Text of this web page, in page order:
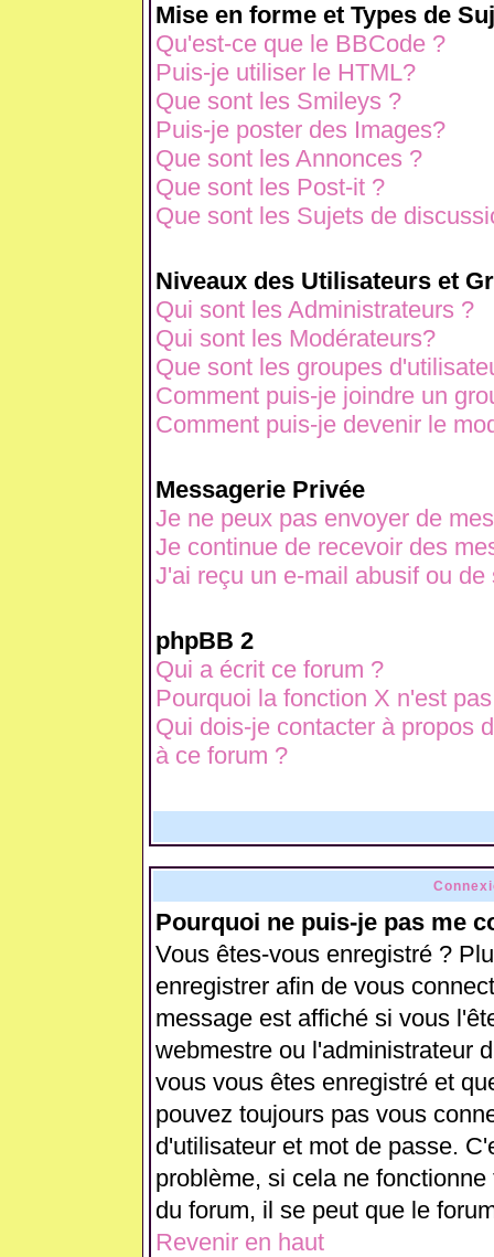
Mise en forme et Types de
Qu'est-ce que le BBCode ?
Puis-je utiliser le HTML?
Que sont les Smileys ?
Puis-je poster des Images?
Que sont les Annonces ?
Que sont les Post-it ?
Que sont les Sujets de
Niveaux des Utilisateurs et
Qui sont les Administrateurs ?
Qui sont les Modérateurs?
Que sont les groupes
Comment puis-je joindre un
Comment puis-je devenir le
Messagerie Privée
Je ne peux pas envoyer de
Je continue de recevoir des
J'ai reçu un e-mail abusif ou
phpBB 2
Qui a écrit ce forum ?
Pourquoi la fonction X n'est
Qui dois-je contacter à propos
à ce forum ?
Pourquoi ne puis-je pas me
Vous êtes-vous enregistré ?
enregistrer afin de vous
message est affiché si vous
webmestre ou l'administrateur
vous vous êtes enregistré et
pouvez toujours pas vous
d'utilisateur et mot de passe.
problème, si cela ne
du forum, il se peut que le
Revenir en haut